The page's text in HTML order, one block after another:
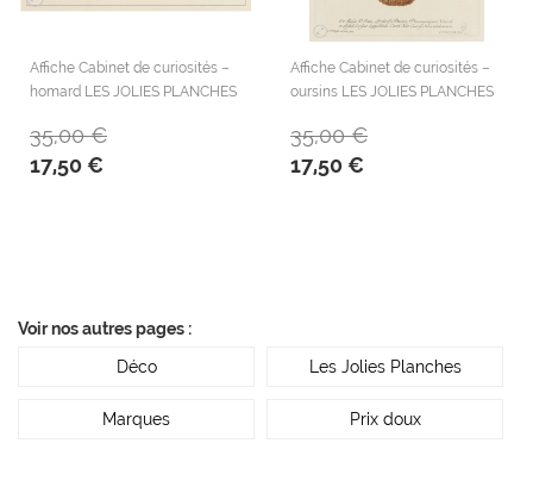
Affiche Cabinet de curiosités –
homard LES JOLIES PLANCHES
17,50 €
35,00 €
Affiche Cabinet de curiosités –
oursins LES JOLIES PLANCHES
17,50 €
35,00 €
Voir nos autres pages :
Déco
Les Jolies Planches
Marques Prix doux